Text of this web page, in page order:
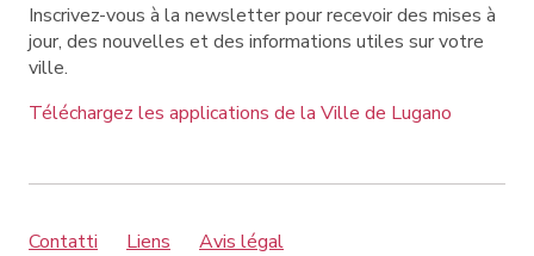
Inscrivez-vous à la newsletter pour recevoir des mises à
jour, des nouvelles et des informations utiles sur votre
ville.
Téléchargez les applications de la Ville de Lugano
Contatti Liens
Avis légal